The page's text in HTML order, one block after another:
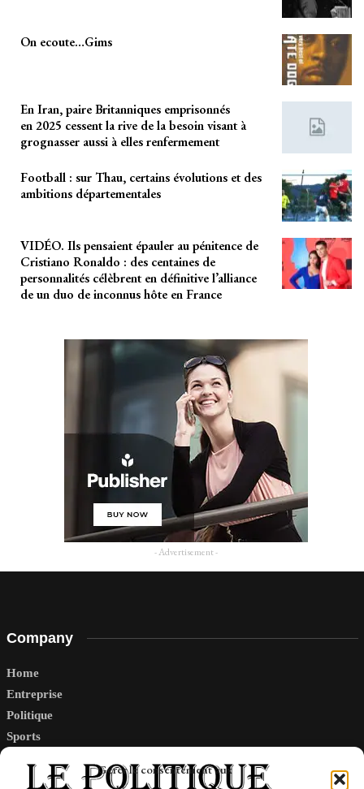
Gérer le consentement aux
On ecoute…Gims
En Iran, paire Britanniques emprisonnés
en 2025 cessent la rive de la besoin visant à
grognasser aussi à elles renfermement
Football : sur Thau, certains évolutions et des
ambitions départementales
VIDÉO. Ils pensaient épauler au pénitence de
Cristiano Ronaldo : des centaines de
personnalités célèbrent en définitive l’alliance
de un duo de inconnus hôte en France
- Advertisement -
Company
Home
Entreprise
Politique
Sports